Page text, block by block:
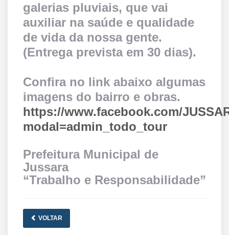
galerias pluviais, que vai
auxiliar na saúde e qualidade
de vida da nossa gente.
(Entrega prevista em 30 dias).
Confira no link abaixo algumas
imagens do bairro e obras.
https://www.facebook.com/
modal=admin_todo_tour
Prefeitura Municipal de
Jussara
“Trabalho e Responsabilidade”
VOLTAR